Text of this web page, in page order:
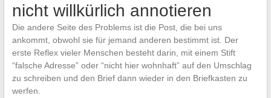
nicht willkürlich annotieren
Die andere Seite des Problems ist die Post, die bei uns
ankommt, obwohl sie für jemand anderen bestimmt ist. Der
erste Reflex vieler Menschen besteht darin, mit einem Stift
“falsche Adresse” oder “nicht hier wohnhaft” auf den Umschlag
zu schreiben und den Brief dann wieder in den Briefkasten zu
werfen.